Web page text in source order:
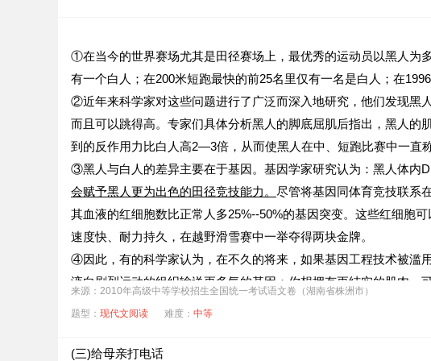
①在当今的世界赛场尤其是田径赛场上，最优秀的运动员以黑人为
有一个白人；在200米短跑最快的前25名里仅有一名是白人；在
②近年来科学家对这些问题进行了广泛而深入地研究，他们发现黑
而且可以跳得高。专家们具体分析黑人的脚底屈肌后指出，黑人
到的反作用力比白人高2—3倍，从而使黑人在中、短跑比赛中一直称
③黑人与白人的差异主要在于基因。基因学家研究认为：黑人体内
会赋予黑人更为出色的田径竞技能力。 尽管将基因同体育竞技联系
其血液的红细胞数比正常人多25%--50%的基因突变。这些红细胞
速度快、耐力持久，在越野滑雪赛中一举夺得两块金牌。
④因此，有的科学家认为，在不久的将来，如果基因工程技术被滥
液向剧烈运动的组织输送更多氧的基因；你想拥有更结实的肌肉
第②段运用了
和
来源：2010年高级中等学校招生全国统一考试语文卷（湖南省株洲市）
题型： 现代文阅读 难度： 中等
(三)给母亲打电话